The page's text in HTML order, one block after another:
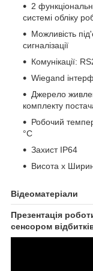
2
системі обліку
Можливість
сигналізації
Комунікації:
Wiegand
Джерело
комплекту
Робочий
°C
Захист IP64
Висота х
Відеоматеріали
Презентація
сенсором